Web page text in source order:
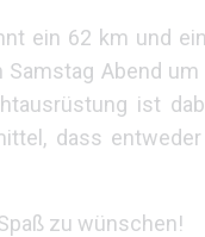
ein 62 km und
Abend
ist
dass
zu wünschen!